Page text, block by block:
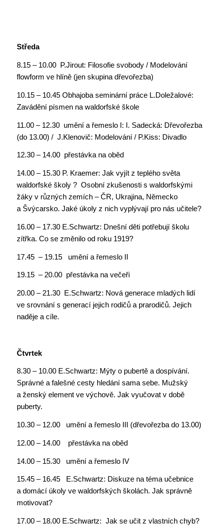
Středa
8.15 – 10.00 P.Jirout: Filosofie svobody / Modelování
flowform ve hlíně (jen skupina dřevořezba)
10.15 – 10.45 Obhajoba seminární práce L.Doležalové:
Zavádění písmen na waldorfské škole
11.00 – 12.30 umění a řemeslo I: I. Sadecká: Dřevořezba
(do 13.00) / J.Klenovič: Modelování / P.Kiss: Divadlo
12.30 – 14.00 přestávka na oběd
14.00 – 15.30 P. Kraemer: Jak vyjít z teplého světa
waldorfské školy ? Osobní zkušenosti s waldorfskými
žáky v různých zemích – ČR, Ukrajina, Německo
a Švýcarsko. Jaké úkoly z nich vyplývají pro nás učitele?
16.00 – 17.30 E.Schwartz: Dnešní děti potřebují školu
zítřka. Co se změnilo od roku 1919?
17.45 – 19.15 umění a řemeslo II
19.15 – 20.00 přestávka na večeři
20.00 – 21.30 E.Schwartz: Nová generace mladých lidí
ve srovnání s generací jejich rodičů a prarodičů. Jejich
naděje a cíle.
Čtvrtek
8.30 – 10.00 E.Schwartz: Mýty o pubertě a dospívání.
Správné a falešné cesty hledání sama sebe. Mužský
a ženský element ve výchově. Jak vyučovat v době
puberty.
10.30 – 12.00 umění a řemeslo III (dřevořezba do 13.00)
12.00 – 14.00 přestávka na oběd
14.00 – 15.30 umění a řemeslo IV
15.45 – 16.45 E.Schwartz: Diskuze na téma učebnice
a domácí úkoly ve waldorfských školách. Jak správně
motivovat?
17.00 – 18.00 E.Schwartz: Jak se učit z vlastních chyb?